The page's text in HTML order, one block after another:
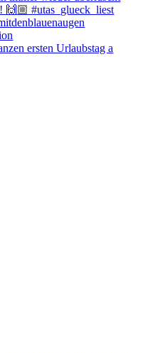
ersten Urlaubstag a